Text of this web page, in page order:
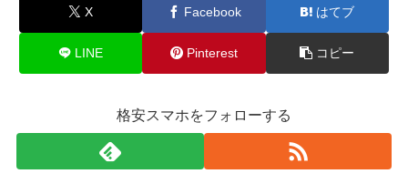
X Facebook はてブ
LINE Pinterest コピー
格安スマホをフォローする